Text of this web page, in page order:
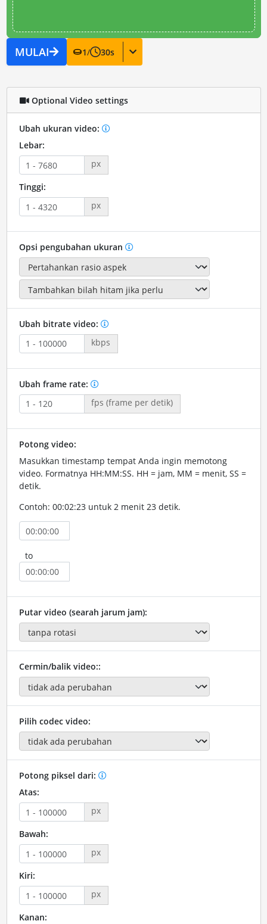
MULAI 1/ 30s
Optional Video settings
Ubah ukuran video:
Lebar:
px
Tinggi:
px
Opsi pengubahan ukuran
Ubah bitrate video:
kbps
Ubah frame rate:
fps (frame per detik)
Potong video:
Masukkan timestamp tempat Anda ingin memotong
video. Formatnya HH:MM:SS. HH = jam, MM = menit, SS =
detik.
Contoh: 00:02:23 untuk 2 menit 23 detik.
to
Putar video (searah jarum jam):
Cermin/balik video::
Pilih codec video:
Potong piksel dari:
Atas:
px
Bawah:
px
Kiri:
px
Kanan: